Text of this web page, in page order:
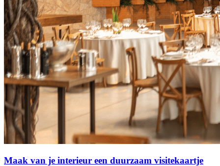
Maak van je interieur een duurzaam visitekaartje